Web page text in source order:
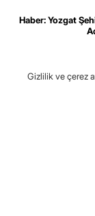
Haber: Yozgat
Gizlilik ve çerez